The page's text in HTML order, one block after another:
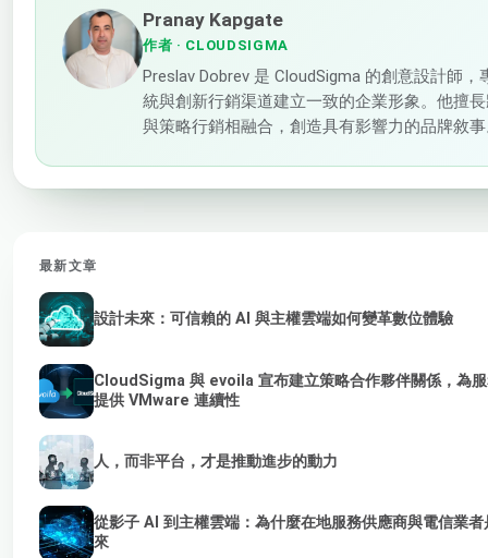
Pranay Kapgate
作者 · CLOUDSIGMA
Preslav Dobrev 是 CloudSigma 的創意設計師，
統與創新行銷渠道建立一致的企業形象。他擅
與策略行銷相融合，創造具有影響力的品牌敘
最新文章
設計未來：可信賴的 AI 與主權雲端如何變革數位體驗
CloudSigma 與 evoila 宣布建立策略合作夥伴關係，為
提供 VMware 連續性
人，而非平台，才是推動進步的動力
從影子 AI 到主權雲端：為什麼在地服務供應商與電信業
來